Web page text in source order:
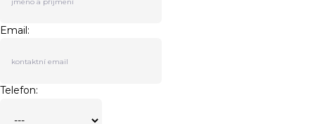
Email:
Telefon: